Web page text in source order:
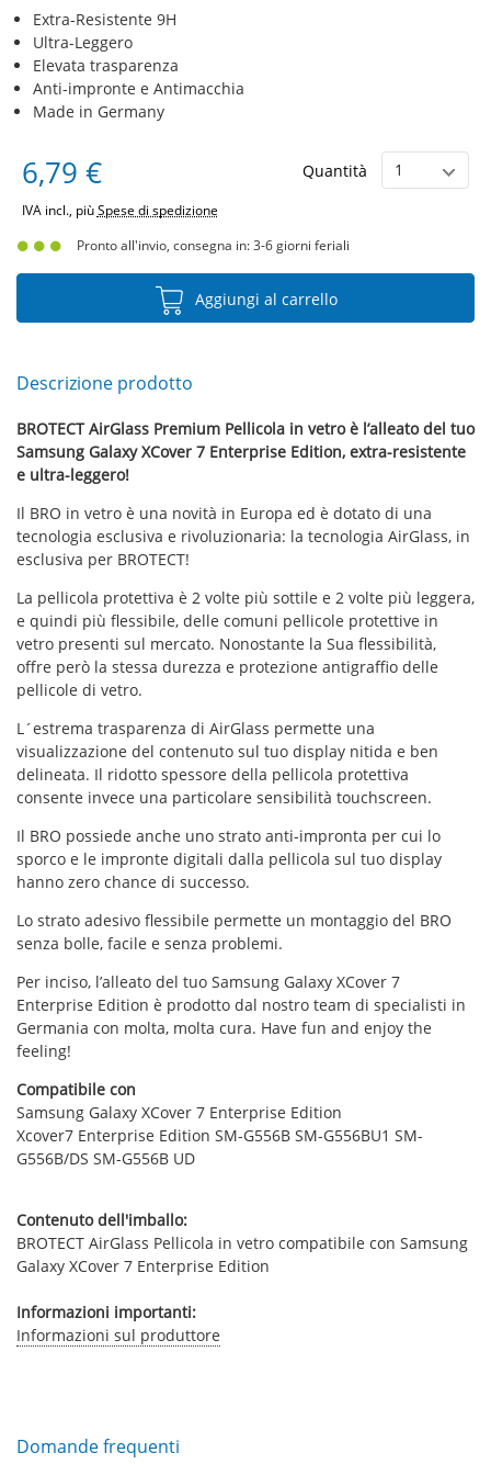
Extra-Resistente 9H
Ultra-Leggero
Elevata trasparenza
Anti-impronte e Antimacchia
Made in Germany
6,79 € Quantità
IVA incl., piùSpese di spedizione
Pronto all'invio, consegna in: 3-6 giorni feriali
Aggiungi al carrello
Descrizione prodotto
BROTECT AirGlass Premium Pellicola in vetro è l’alleato del tuo
Samsung Galaxy XCover 7 Enterprise Edition, extra-resistente
e ultra-leggero!
Il BRO in vetro è una novità in Europa ed è dotato di una
tecnologia esclusiva e rivoluzionaria: la tecnologia AirGlass, in
esclusiva per BROTECT!
La pellicola protettiva è 2 volte più sottile e 2 volte più leggera,
e quindi più flessibile, delle comuni pellicole protettive in
vetro presenti sul mercato. Nonostante la Sua flessibilità,
offre però la stessa durezza e protezione antigraffio delle
pellicole di vetro.
L´estrema trasparenza di AirGlass permette una
visualizzazione del contenuto sul tuo display nitida e ben
delineata. Il ridotto spessore della pellicola protettiva
consente invece una particolare sensibilità touchscreen.
Il BRO possiede anche uno strato anti-impronta per cui lo
sporco e le impronte digitali dalla pellicola sul tuo display
hanno zero chance di successo.
Lo strato adesivo flessibile permette un montaggio del BRO
senza bolle, facile e senza problemi.
Per inciso, l’alleato del tuo Samsung Galaxy XCover 7
Enterprise Edition è prodotto dal nostro team di specialisti in
Germania con molta, molta cura. Have fun and enjoy the
feeling!
Compatibile con
Samsung Galaxy XCover 7 Enterprise Edition
Xcover7 Enterprise Edition SM-G556B SM-G556BU1 SM-
G556B/DS SM-G556B UD
Contenuto dell'imballo:
BROTECT AirGlass Pellicola in vetro compatibile con Samsung
Galaxy XCover 7 Enterprise Edition
Informazioni importanti:
Informazioni sul produttore
Domande frequenti